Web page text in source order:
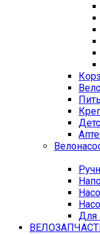
Для